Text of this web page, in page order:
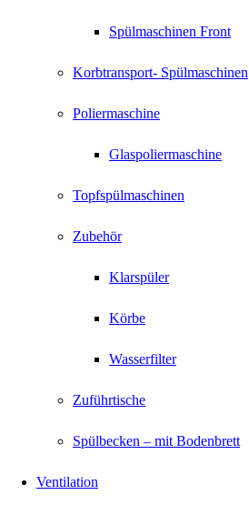
Spülmaschinen Front
Korbtransport- Spülmaschinen
Poliermaschine
Glaspoliermaschine
Topfspülmaschinen
Zubehör
Klarspüler
Körbe
Wasserfilter
Zuführtische
Spülbecken – mit Bodenbrett
Ventilation